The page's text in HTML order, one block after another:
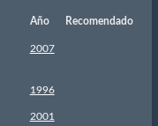
Año Recomendado
2007
1996
2001